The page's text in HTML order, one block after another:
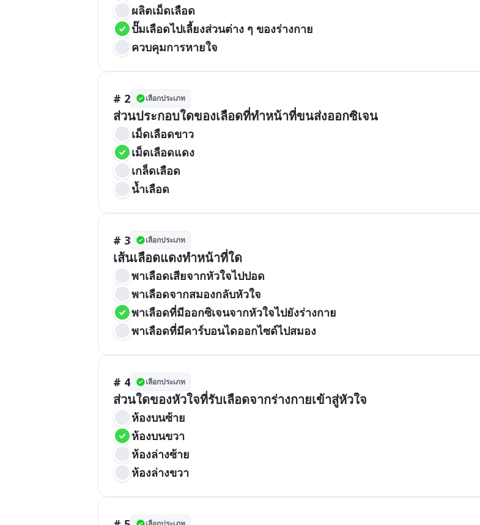
ผลิตเม็ดเลือด
ปั๊มเลือดไปเลี้ยงส่วนต่าง ๆ ของร่างกาย
ควบคุมการหายใจ
# 2 เลือกประเภท
ส่วนประกอบใดของเลือดที่ทำหน้าที่ขนส่งออกซิเจน
เม็ดเลือดขาว
เม็ดเลือดแดง
เกล็ดเลือด
น้ำเลือด
# 3 เลือกประเภท
เส้นเลือดแดงทำหน้าที่ใด
พาเลือดเสียจากหัวใจไปปอด
พาเลือดจากสมองกลับหัวใจ
พาเลือดที่มีออกซิเจนจากหัวใจไปยังร่างกาย
พาเลือดที่มีคาร์บอนไดออกไซด์ไปสมอง
# 4 เลือกประเภท
ส่วนใดของหัวใจที่รับเลือดจากร่างกายเข้าสู่หัวใจ
ห้องบนซ้าย
ห้องบนขวา
ห้องล่างซ้าย
ห้องล่างขวา